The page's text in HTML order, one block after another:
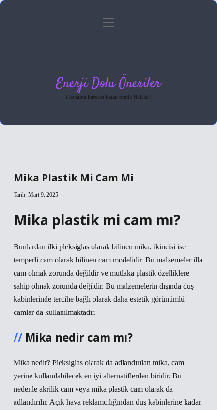
Gizlilik Politikası
menüyü
Enerji Dolu Öneriler
Hayatına hareket katan pratik fikirler!
Mika Plastik Mi Cam Mi
Tarih: Mart 9, 2025
Mika plastik mi cam mı?
Bunlardan ilki pleksiglas olarak bilinen mika, ikincisi ise
temperli cam olarak bilinen cam modelidir. Bu malzemeler illa
cam olmak zorunda değildir ve mutlaka plastik özelliklere
sahip olmak zorunda değildir. Bu malzemelerin dışında duş
kabinlerinde tercihe bağlı olarak daha estetik görünümlü
camlar da kullanılmaktadır.
Mika nedir cam mı?
Mika nedir? Pleksiglas olarak da adlandırılan mika, cam
yerine kullanılabilecek en iyi alternatiflerden biridir. Bu
nedenle akrilik cam veya mika plastik cam olarak da
adlandırılır. Açık hava reklamcılığından duş kabinlerine kadar